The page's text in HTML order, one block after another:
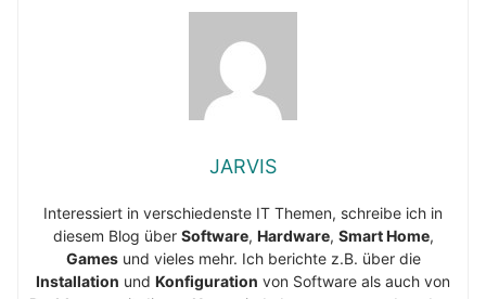
JARVIS
Interessiert in verschiedenste IT Themen, schreibe ich in
diesem Blog über Software, Hardware, Smart Home,
Gamesund vieles mehr. Ich berichte z.B. über die
Installation und Konfiguration von Software als auch von